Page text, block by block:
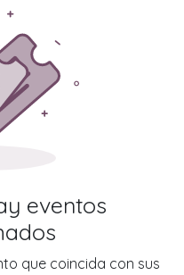
eventos
que coincida con sus